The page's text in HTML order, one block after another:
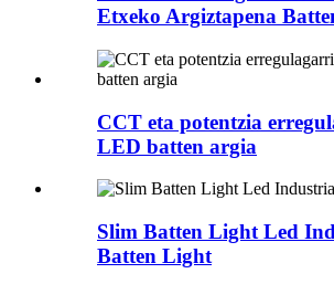
Etxeko Argiztapena
CCT eta potentzia
LED batten argia
Slim Batten Light Led
Batten Light